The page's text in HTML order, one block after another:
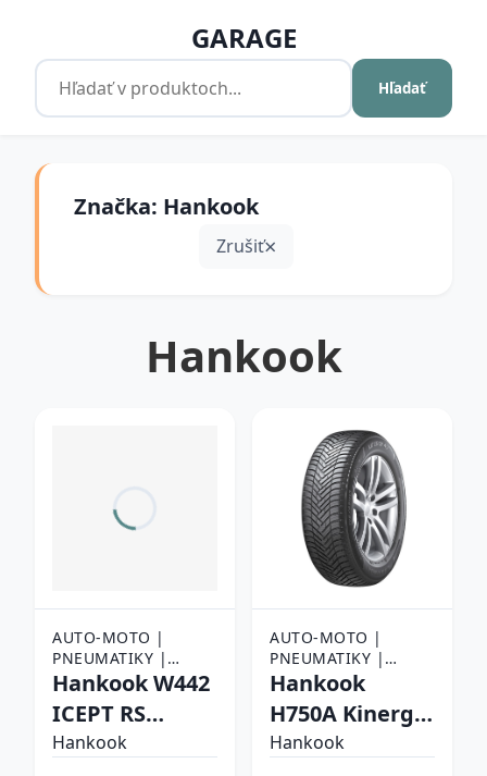
GARAGE
Hľadať
Značka: Hankook
Zrušiť
Hankook
AUTO-MOTO |
PNEUMATIKY |
OSOBNÉ
Hankook W442
ICEPT RS
175/70 R13 82 T
Hankook
AUTO-MOTO |
PNEUMATIKY |
OSOBNÉ
Hankook
H750A Kinergy
4s 2 X 225/60
Hankook